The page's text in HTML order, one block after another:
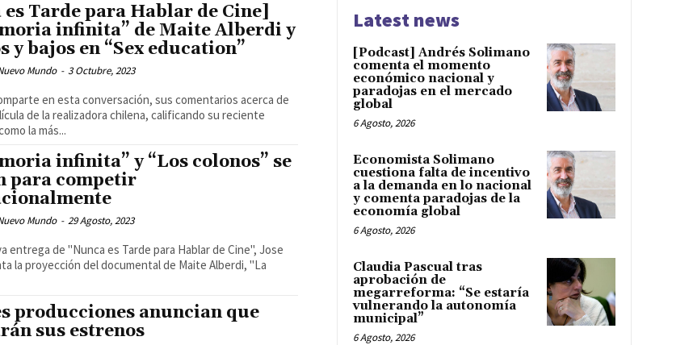
es Tarde para Hablar de Cine]
infinita” de Maite Alberdi y
y bajos en “Sex education”
Mundo - 3 Octubre, 2023
en esta conversación, sus comentarios acerca de
de la realizadora chilena, calificando su reciente
la más...
infinita” y “Los colonos” se
para competir
Mundo - 29 Agosto, 2023
entrega de "Nunca es Tarde para Hablar de Cine", Jose
la proyección del documental de Maite Alberdi, "La
producciones anuncian que
sus estrenos
Latest news
[Podcast] Andrés Solimano
comenta el momento
económico nacional y
paradojas en el mercado
global
6 Agosto, 2026
Economista Solimano
cuestiona falta de incentivo
a la demanda en lo nacional
y comenta paradojas de la
economía global
6 Agosto, 2026
Claudia Pascual tras
aprobación de
megarreforma: “Se estaría
vulnerando la autonomía
municipal”
6 Agosto, 2026